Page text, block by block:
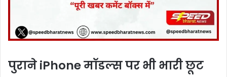
पुराने iPhone मॉडल्स पर भी भारी छूट